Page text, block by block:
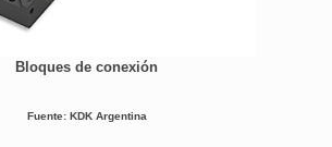
Bloques de conexión
Fuente: KDK Argentina